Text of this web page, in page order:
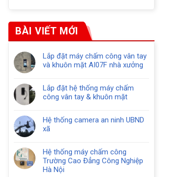
BÀI VIẾT MỚI
Lắp đặt máy chấm công vân tay
và khuôn mặt AI07F nhà xưởng
Lắp đặt hệ thống máy chấm
công vân tay & khuôn mặt
Hệ thống camera an ninh UBND
xã
Hệ thống máy chấm công
Trường Cao Đẳng Công Nghiệp
Hà Nội